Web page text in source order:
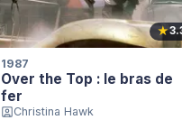
★
1987
Over the Top : le bras de
fer
Christina Hawk